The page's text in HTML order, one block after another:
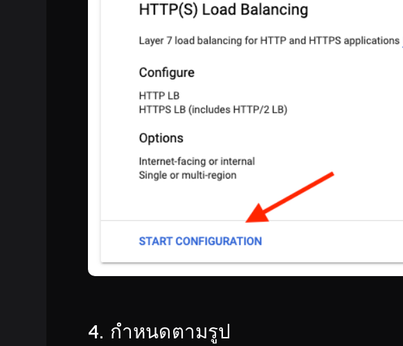
4. กำหนดตามรูป